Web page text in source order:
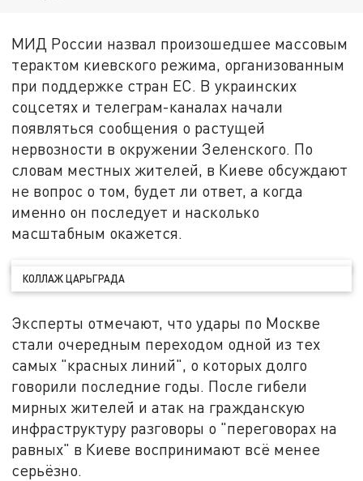
МИД России назвал произошедшее массовым
терактом киевского режима, организованным
при поддержке стран ЕС. В украинских
соцсетях и телеграм-каналах начали
появляться сообщения о растущей
нервозности в окружении Зеленского. По
словам местных жителей, в Киеве обсуждают
не вопрос о том, будет ли ответ, а когда
именно он последует и насколько
масштабным окажется.
КОЛЛАЖ ЦАРЬГРАДА
Эксперты отмечают, что удары по Москве
стали очередным переходом одной из тех
самых "красных линий", о которых долго
говорили последние годы. После гибели
мирных жителей и атак на гражданскую
инфраструктуру разговоры о "переговорах на
равных" в Киеве воспринимают всё менее
серьёзно.